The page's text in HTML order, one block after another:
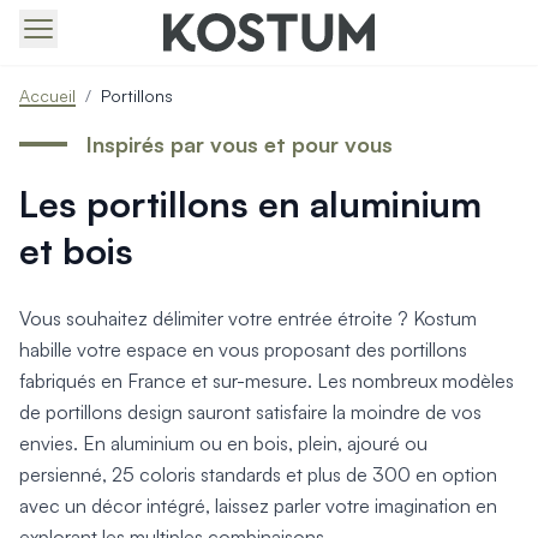
Produits > Portails > Portails contemporains
Produits > Portails > Portails traditionnels
Produits > Portails > Portails architectes
Produits > Portails > Portails avec décors
Produits > Portails > Portails économiques
Produits > Portails > Motorisation Portail
Produits > Portillons > Tous nos portillons
Produits > Portillons > Portillons contemporains
Produits > Portillons > Portillons traditionnels
Produits > Portillons > Portillons architectes
Produits > Portillons > Portillons décoratifs
Produits > Portillons > Motorisation Portillon
Produits > Portillons > Ouvertures Spéciales
Produits > Clôtures > Toutes nos clôtures
Accueil / Portillons
Les portillons en aluminium
et bois
Inspirés par vous et pour vous
Vous souhaitez délimiter votre entrée étroite ? Kostum
habille votre espace en vous proposant des portillons
fabriqués en France et sur-mesure. Les nombreux modèles
de portillons design sauront satisfaire la moindre de vos
envies. En aluminium ou en bois, plein, ajouré ou
persienné, 25 coloris standards et plus de 300 en option
avec un décor intégré, laissez parler votre imagination en